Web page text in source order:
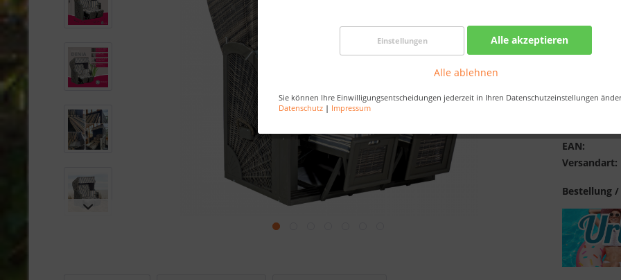
Einstellungen Alle akzeptieren
Alle ablehnen
Sie können Ihre Einwilligungsentscheidungen jederzeit in Ihren Datenschutzeinstellungen
Datenschutz | Impressum Merken
EAN:
Versandart:
Bestellung